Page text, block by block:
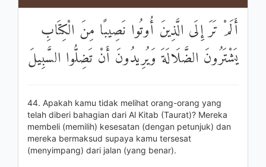
أَلَمْ تَرَ إِلَى الَّذِينَ أُوتُوا نَصِيبًا مِنَ الْكِتَابِ
يَشْتَرُونَ الضَّلَالَةَ وَيُرِيدُونَ أَنْ تَضِلُّوا السَّبِيلَ
44. Apakah kamu tidak melihat orang-orang yang
telah diberi bahagian dari Al Kitab (Taurat)? Mereka
membeli (memilih) kesesatan (dengan petunjuk) dan
mereka bermaksud supaya kamu tersesat
(menyimpang) dari jalan (yang benar).